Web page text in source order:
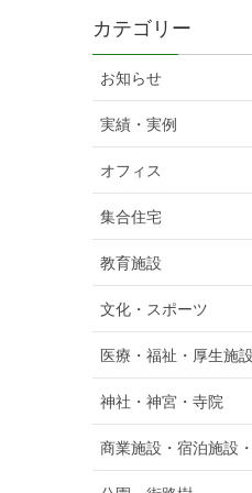
カテゴリー
お知らせ
実績・実例
オフィス
集合住宅
教育施設
文化・スポーツ
医療・福祉・厚生施設
神社・神宮・寺院
商業施設・宿泊施設